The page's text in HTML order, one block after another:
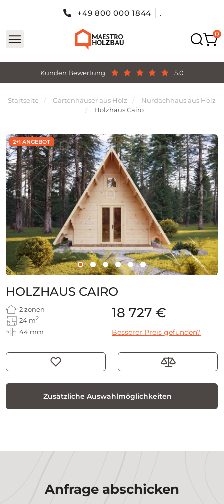
Kunden Bewertung 5.0
+49 800 000 1844 .
Startseite Gartenhäuser aus Holz
Nurdachhaus aus Holz
Holzhaus Cairo
2+1 ANGEBOT
HOLZHAUS CAIRO
2 zonen
24 m2
44 mm
18 727 €
Besserer Preis gefunden?
Zusätzliche Auswahlmöglichkeiten
Anfrage abschicken